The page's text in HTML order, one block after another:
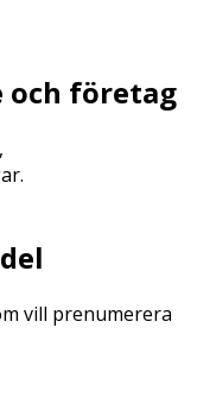
och företag
vill prenumerera